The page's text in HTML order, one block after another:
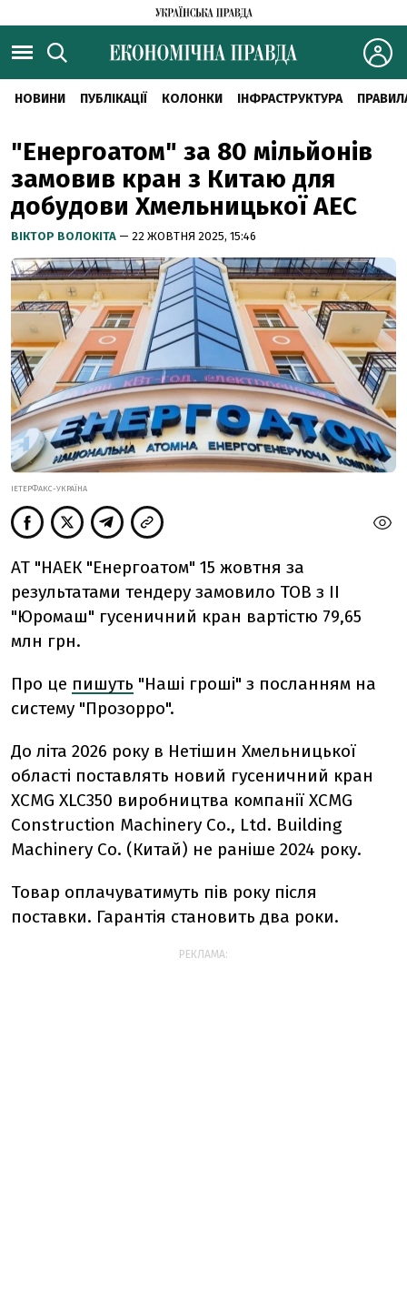
НОВИНИ ПУБЛІКАЦІЇ КОЛОНКИ ІНФРАСТРУКТУРА
"Енергоатом" за 80 мільйонів
замовив кран з Китаю для
добудови Хмельницької АЕС
ВІКТОР ВОЛОКІТА — 22 ЖОВТНЯ 2025, 15:46
ІЕТЕРФАКС-УКРАЇНА
АТ "НАЕК "Енергоатом" 15 жовтня за
результатами тендеру замовило ТОВ з ІІ
"Юромаш" гусеничний кран вартістю 79,65
млн грн.
Про це пишуть "Наші гроші" з посланням на
систему "Прозорро".
До літа 2026 року в Нетішин Хмельницької
області поставлять новий гусеничний кран
ХCMG XLC350 виробництва компанії ХСМG
Construction Machinery Co., Ltd. Building
Machinery Co. (Китай) не раніше 2024 року.
Товар оплачуватимуть пів року після
поставки. Гарантія становить два роки.
РЕКЛАМА: